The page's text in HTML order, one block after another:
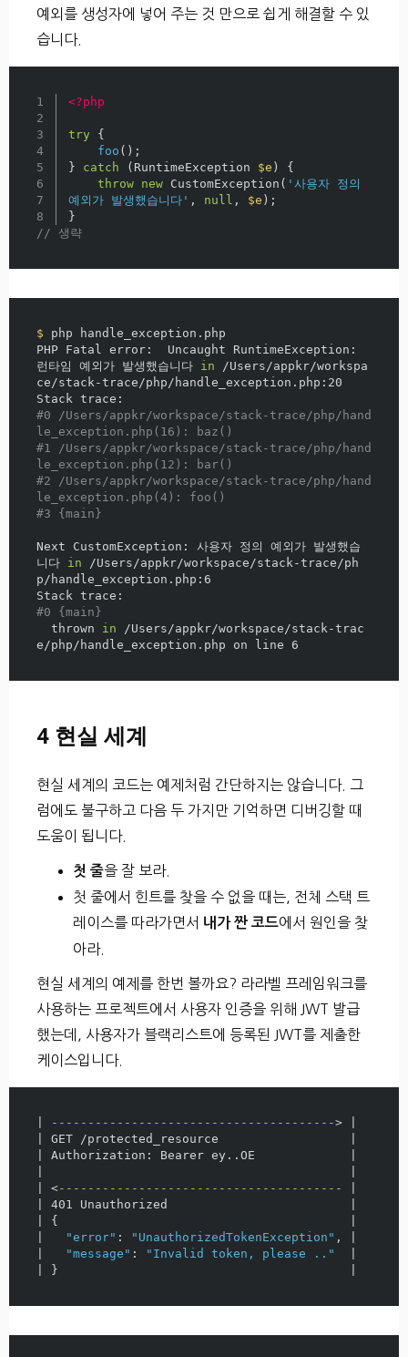
예외를 생성자에 넣어 주는 것 만으로 쉽게 해결할 수 있
습니다.
1
2
3
4
5
6
7
<?php
try
{
foo ();
}
catch ( RuntimeException $e )
{
throw new CustomException ( '사용자 정의
예외가 발생했습니다' , null , $e );
}
// 생략
$ php handle_exception.php
PHP Fatal error:  Uncaught RuntimeException:
런타임 예외가 발생했습니다 in /Users/appkr/workspa
ce/stack-trace/php/handle_exception.php:20
#0 /Users/appkr/workspace/stack-trace/php/hand
le_exception.php(16): baz()
#1 /Users/appkr/workspace/stack-trace/php/hand
le_exception.php(12): bar()
#2 /Users/appkr/workspace/stack-trace/php/hand
le_exception.php(4): foo()
#3 {main}
Next CustomException: 사용자 정의 예외가 발생했습
니다 in /Users/appkr/workspace/stack-trace/ph
p/handle_exception.php:6
#0 {main}
  thrown
in /Users/appkr/workspace/stack-trac
4 현실 세계
현실 세계의 코드는 예제처럼 간단하지는 않습니다. 그
럼에도 불구하고 다음 두 가지만 기억하면 디버깅할 때
도움이 됩니다.
첫 줄을 잘 보라.
첫 줄에서 힌트를 찾을 수 없을 때는, 전체 스택 트
레이스를 따라가면서 내가 짠 코드에서 원인을 찾
아라.
현실 세계의 예제를 한번 볼까요? 라라벨 프레임워크를
사용하는 프로젝트에서 사용자 인증을 위해 JWT 발급
했는데, 사용자가 블랙리스트에 등록된 JWT를 제출한
케이스입니다.
--------------------------------------->
| GET /protected_resource                  |
| Authorization: Bearer ey..OE             |
| <---------------------------------------
| 401 Unauthorized                         |
{
"error" : "UnauthorizedTokenException" , |
"message" : "Invalid token, please .."
}